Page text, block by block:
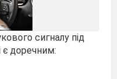
сигналу під
є доречним: